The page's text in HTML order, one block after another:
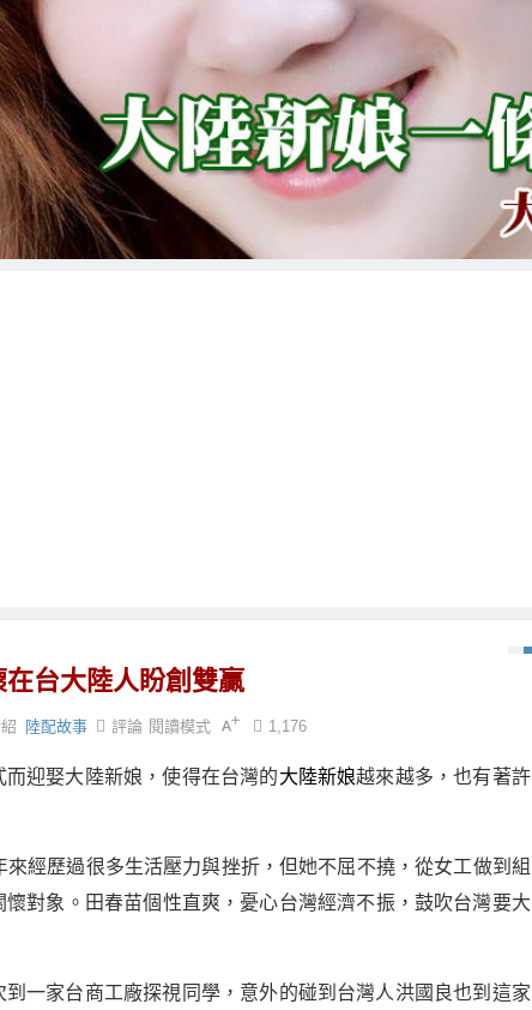
台大陸人盼創雙贏
陸配故事 評論 1,176
閱讀模式
迎娶大陸新娘，使得在台灣的大陸新娘越來越多，也有著許
經歷過很多生活壓力與挫折，但她不屈不撓，從女工做到組
對象。田春苗個性直爽，憂心台灣經濟不振，鼓吹台灣要大
一家台商工廠探視同學，意外的碰到台灣人洪國良也到這家